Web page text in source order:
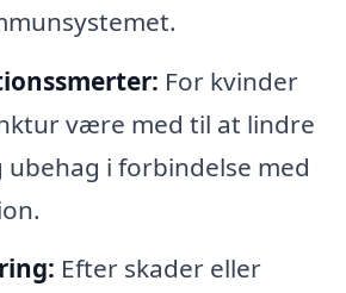
For kvinder
være med til at lindre
i forbindelse med
Efter skader eller